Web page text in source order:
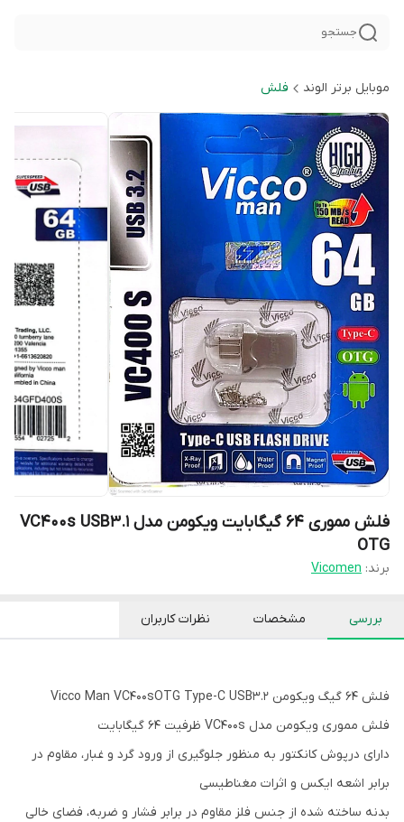
جستجو
موبایل برتر الوند فلش
فلش مموری 64 گیگابایت ویکومن مدل VC400s USB3.1
OTG
برند: Vicomen
بررسی مشخصات نظرات کاربران
فلش ۶۴ گیگ ویکومن Vicco Man VC400sOTG Type-C USB3.2
فلش مموری ویکومن مدل VC400s ظرفیت ۶۴ گیگابایت
دارای درپوش کانکتور به منظور جلوگیری از ورود گرد و غبار، مقاوم در
برابر اشعه ایکس و اثرات مغناطیسی
بدنه ساخته شده از جنس فلز مقاوم در برابر فشار و ضربه، فضای خالی